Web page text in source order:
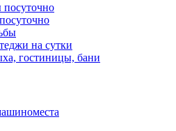
на сутки
гостиницы, бани